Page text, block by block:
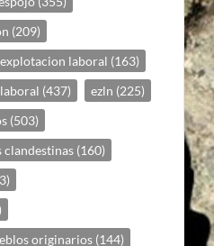
(209)
explotacion laboral (163)
(437) ezln (225)
(503)
clandestinas (160)
originarios (144)